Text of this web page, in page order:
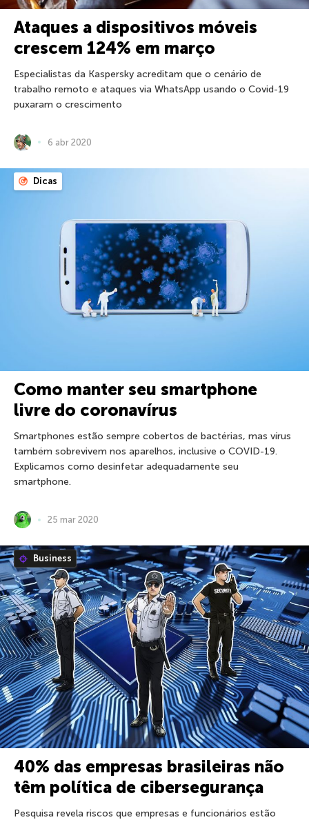
Ataques a dispositivos móveis
crescem 124% em março
Especialistas da Kaspersky acreditam que o cenário de
trabalho remoto e ataques via WhatsApp usando o Covid-19
puxaram o crescimento
6 abr 2020
Dicas
Como manter seu smartphone
livre do coronavírus
Smartphones estão sempre cobertos de bactérias, mas vírus
também sobrevivem nos aparelhos, inclusive o COVID-19.
Explicamos como desinfetar adequadamente seu
smartphone.
25 mar 2020
Business
40% das empresas brasileiras não
têm política de cibersegurança
Pesquisa revela riscos que empresas e funcionários estão